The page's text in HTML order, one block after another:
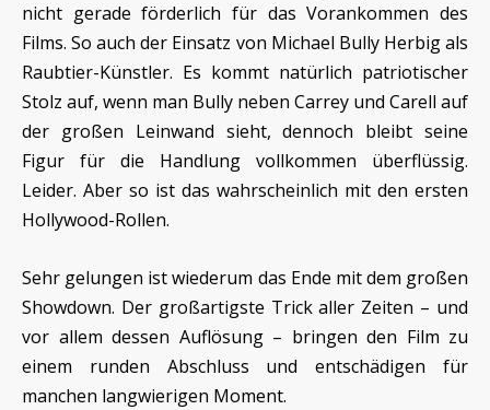
nicht gerade förderlich für das Vorankommen des
Films. So auch der Einsatz von Michael Bully Herbig als
Raubtier-Künstler. Es kommt natürlich patriotischer
Stolz auf, wenn man Bully neben Carrey und Carell auf
der großen Leinwand sieht, dennoch bleibt seine
Figur für die Handlung vollkommen überflüssig.
Leider. Aber so ist das wahrscheinlich mit den ersten
Hollywood-Rollen.
Sehr gelungen ist wiederum das Ende mit dem großen
Showdown. Der großartigste Trick aller Zeiten – und
vor allem dessen Auflösung – bringen den Film zu
einem runden Abschluss und entschädigen für
manchen langwierigen Moment.